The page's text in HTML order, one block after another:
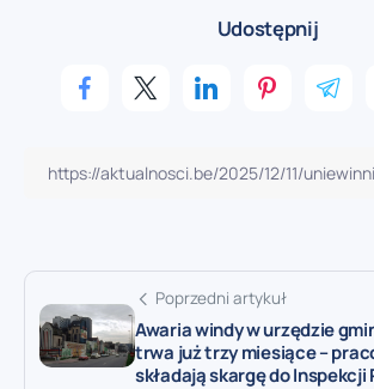
Udostępnij
Poprzedni artykuł
Awaria windy w urzędzie
trwa już trzy miesiące –
składają skargę do Inspekcji